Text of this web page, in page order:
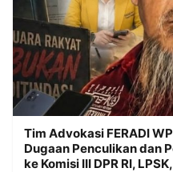
Tim Advokasi FERADI
Dugaan Penculikan dan
ke Komisi III DPR RI,